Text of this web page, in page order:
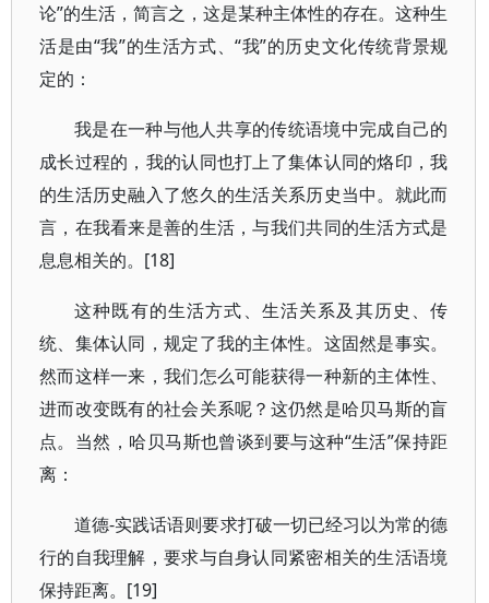
论”的生活，简言之，这是某种主体性的存在。这种生
活是由“我”的生活方式、“我”的历史文化传统背景规
定的：
我是在一种与他人共享的传统语境中完成自己的
成长过程的，我的认同也打上了集体认同的烙印，我
的生活历史融入了悠久的生活关系历史当中。就此而
言，在我看来是善的生活，与我们共同的生活方式是
息息相关的。[18]
这种既有的生活方式、生活关系及其历史、传
统、集体认同，规定了我的主体性。这固然是事实。
然而这样一来，我们怎么可能获得一种新的主体性、
进而改变既有的社会关系呢？这仍然是哈贝马斯的盲
点。当然，哈贝马斯也曾谈到要与这种“生活”保持距
离：
道德-实践话语则要求打破一切已经习以为常的德
行的自我理解，要求与自身认同紧密相关的生活语境
保持距离。[19]